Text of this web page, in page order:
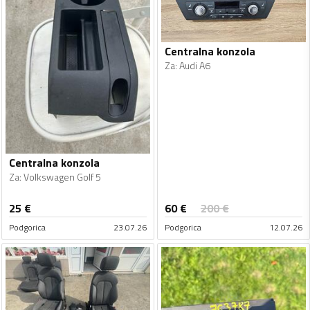
Centralna konzola
Za:Volkswagen Golf 5
25 €
Podgorica 23.07.26
Centralna konzola
Za:Audi A6
60€ 200€
Podgorica 12.07.26